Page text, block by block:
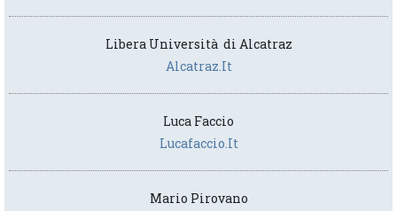
Libera Università di Alcatraz
Alcatraz.it
Luca Faccio
Lucafaccio.it
Mario Pirovano